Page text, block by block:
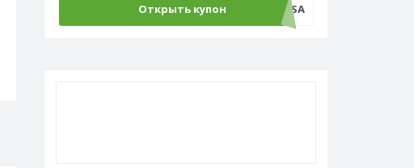
Открыть купон PROTERRASA